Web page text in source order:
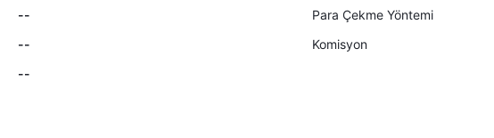
--
Para Çekme Yöntemi
--
Komisyon
--